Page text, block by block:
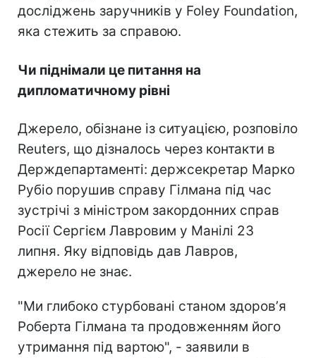
досліджень заручників у Foley Foundation,
яка стежить за справою.
Чи піднімали це питання на
дипломатичному рівні
Джерело, обізнане із ситуацією, розповіло
Reuters, що дізналось через контакти в
Держдепартаменті: держсекретар Марко
Рубіо порушив справу Гілмана під час
зустрічі з міністром закордонних справ
Росії Сергієм Лавровим у Манілі 23
липня. Яку відповідь дав Лавров,
джерело не знає.
"Ми глибоко стурбовані станом здоровʼя
Роберта Гілмана та продовженням його
утримання під вартою", - заявили в